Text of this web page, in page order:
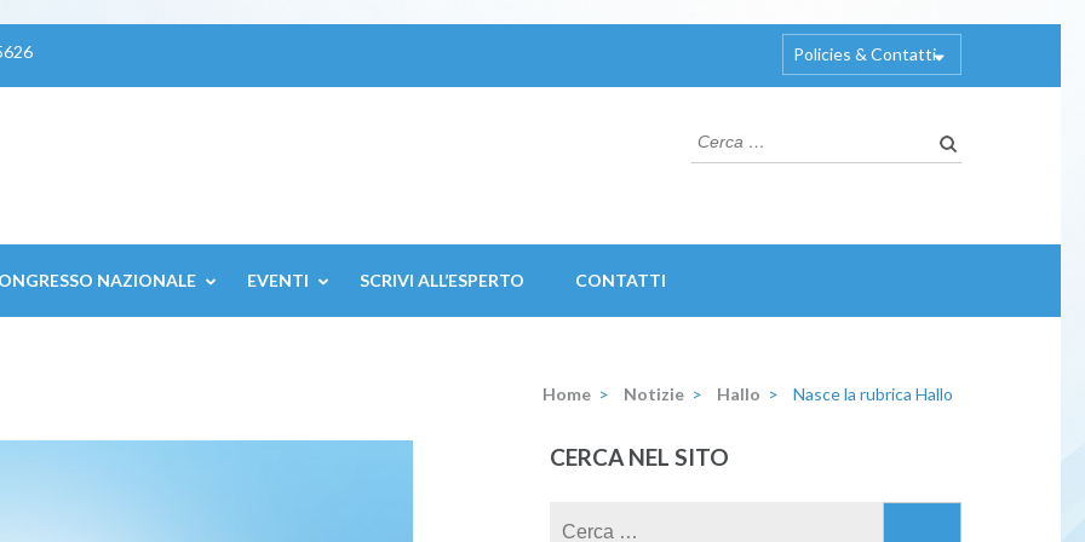
Policies & Contatti
Ricerca
per:
NAZIONALE EVENTI SCRIVI ALL’ESPERTO CONTATTI
Home > Notizie > Hallo > Nasce la rubrica Hallo
CERCA NEL SITO